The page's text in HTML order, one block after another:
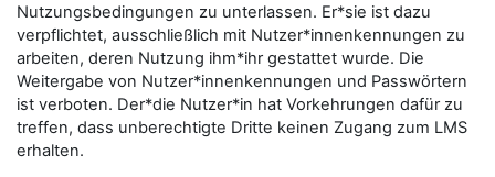
Nutzungsbedingungen zu unterlassen. Er*sie ist dazu
verpflichtet, ausschließlich mit Nutzer*innenkennungen zu
arbeiten, deren Nutzung ihm*ihr gestattet wurde. Die
Weitergabe von Nutzer*innenkennungen und Passwörtern
ist verboten. Der*die Nutzer*in hat Vorkehrungen dafür zu
treffen, dass unberechtigte Dritte keinen Zugang zum LMS
erhalten.